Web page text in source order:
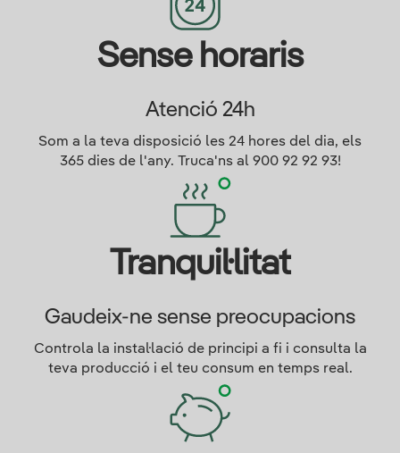
Sense horaris
Atenció 24h
Som a la teva disposició les 24 hores del dia, els
365 dies de l'any. Truca'ns al 900 92 92 93!
Tranquil·litat
Gaudeix-ne sense preocupacions
Controla la instal·lació de principi a fi i consulta la
teva producció i el teu consum en temps real.